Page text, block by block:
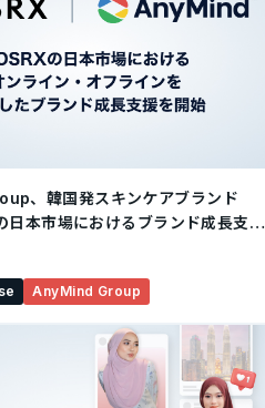
、韓国発スキンケアブランド
日本市場におけるブランド成長支援
AnyMind Group